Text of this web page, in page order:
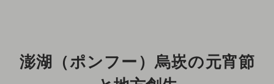
澎湖（ポンフー）烏崁の元宵節